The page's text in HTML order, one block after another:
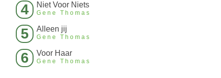
4 Niet Voor Niets
Gene Thomas
5 Alleen jij
Gene Thomas
6 Voor Haar
Gene Thomas